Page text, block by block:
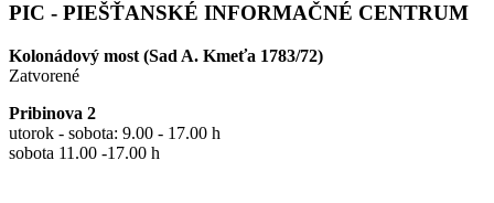
PIC - PIEŠŤANSKÉ INFORMAČNÉ CENTRUM
Kolonádový most (Sad A. Kmeťa 1783/72)
Zatvorené
Pribinova 2
utorok - sobota: 9.00 - 17.00 h
sobota 11.00 -17.00 h